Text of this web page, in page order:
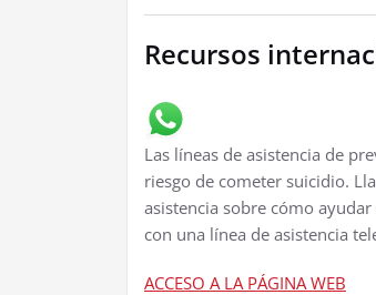
Recursos
Las líneas de asistencia de
riesgo de cometer suicidio.
asistencia sobre cómo
con una línea de asistencia
ACCESO A LA PÁGINA WEB